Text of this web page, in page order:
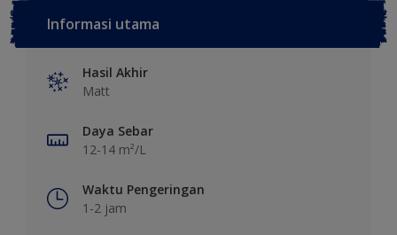
Informasi utama
Hasil Akhir
Matt
Daya Sebar
12-14 m²/L
Waktu Pengeringan
1-2 jam